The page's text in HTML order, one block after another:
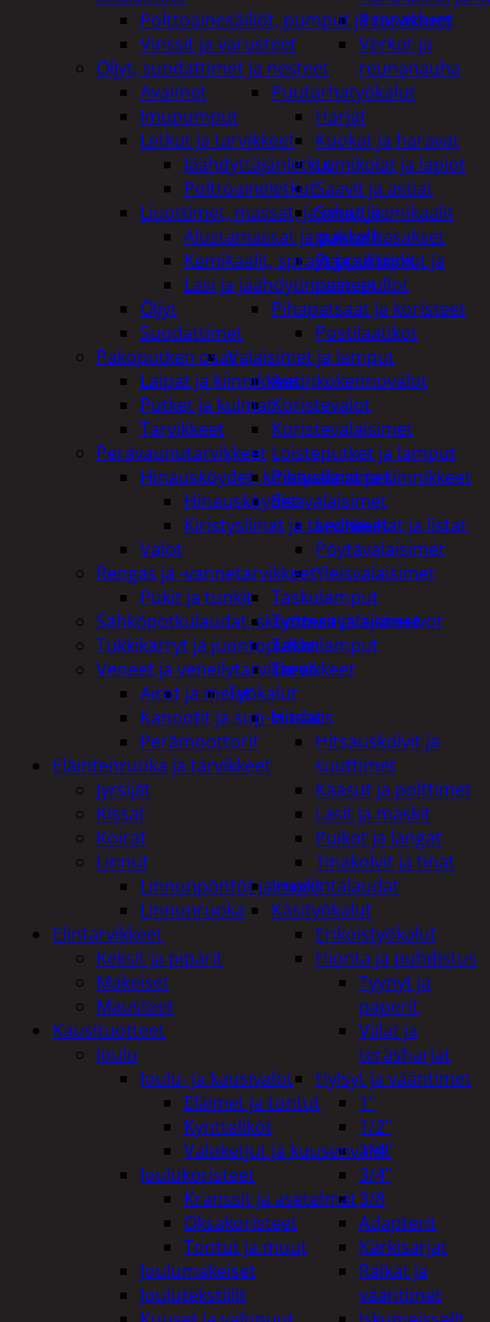
Pensastuet
Verkot ja
reunanauha
Puutarhatyökalut
Harjat
Kuokat ja haravat
Lumikolat ja lapiot
Saavit ja astiat
Sahat ja
puutarhasakset
Reppuruiskut ja
painepullot
Pihapatsaat ja koristeet
Postilaatikot
Valaisimet ja lamput
Aurinkokennovalot
Koristevalot
Koristevalaisimet
Loisteputket ja lamput
Pihavalaisimet
Sisävalaisimet
Lednauhat ja listat
Pöytävalaisimet
Yleisvalaisimet
Taskulamput
Työmaavalaisimet
Taskulamput
Tarvikkeet
Työkalut
Hitsaus
Hitsauskolvit ja
suuttimet
Kaasut ja polttimet
Lasit ja maskit
Puikot ja langat
Tinakolvit ja tinat
Imurit
Käsityökalut
Erikoistyökalut
Hionta ja puhdistus
Tyynyt ja
paperit
Viilat ja
teräsharjat
Hylsyt ja vääntimet
1"
1/2"
1/4"
3/4"
3/8
Adapterit
Kärkisarjat
Räikät ja
vääntimet
Polttoainesäiliöt, pumput ja tarvikkeet
Vinssit ja varusteet
Öljyt, suodattimet ja nesteet
Avaimet
Imupumput
Letkut ja tarvikkeet
Jäähdyttäjänletkut
Polttoaineletkut
Liuottimet, massat, ja muut kemikaalit
Alustamassat ja pakkelit
Kemikaalit, sprayt ja silikonit
Lasi ja jäähdytinnesteet
Öljyt
Suodattimet
Pakoputken osat
Laipat ja kiinnikkeet
Putket ja kulmat
Tarvikkeet
Perävaunutarvikkeet
Hinausköydet, kiristysliinat ja kiinnikkeet
Hinausköydet
Kiristysliinat ja tarvikkeet
Valot
Rengas ja -vannetarvikkeet
Pukit ja tunkit
Sähköpotkulaudat, skootterit ja ajoneuvot
Tukkikärryt ja juontopulkat
Veneet ja veneilytarvikkeet
Airot ja melat
Kanootit ja sup-laudat
Perämoottorit
Eläintenruoka ja tarvikkeet
Jyrsijät
Kissat
Koirat
Linnut
Linnunpöntöt ja ruokintalaudat
Linnunruoka
Elintarvikkeet
Keksit ja piparit
Makeiset
Mausteet
Kausituotteet
Joulu
Joulu- ja kausivalot
Eläimet ja tontut
Kyntteliköt
Valoketjut ja kuusenvalot
Joulukoristeet
Kranssit ja asetelmat
Oksakoristeet
Tontut ja muut
Joulumakeiset
Joulutekstiilit